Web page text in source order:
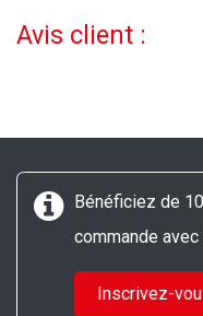
Avis client :
Bénéficiez de
commande
Inscrivez-